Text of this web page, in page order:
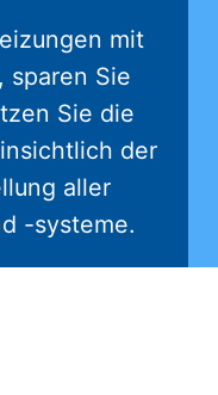
mit
sparen Sie
Sie die
der
aller
-systeme.